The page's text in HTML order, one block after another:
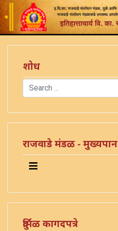
शोध
Search
राजवाडे मंडळ - मुख्यपान
दुर्मिळ कागदपत्रे